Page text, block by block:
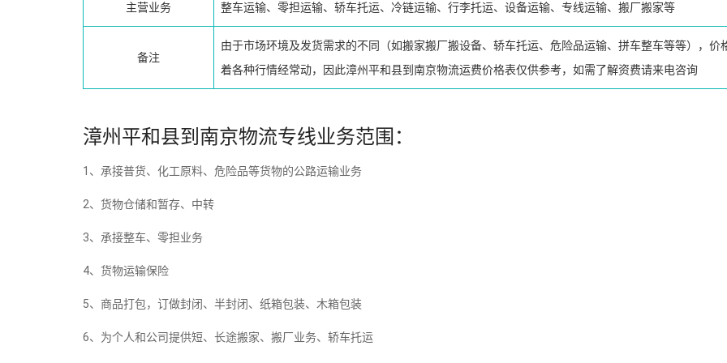
主营业务 整车运输、零担运输、轿车托运、冷链运输、行李托运、设备运输、专线运输、搬厂搬家等
备注
由于市场环境及发货需求的不同（如搬家搬厂搬设备、轿车托运、危险品运输、拼车整车等等），价
着各种行情经常动，因此漳州平和县到南京物流运费价格表仅供参考，如需了解资费请来电咨询
漳州平和县到南京物流专线业务范围：
1、承接普货、化工原料、危险品等货物的公路运输业务
2、货物仓储和暂存、中转
3、承接整车、零担业务
4、货物运输保险
5、商品打包，订做封闭、半封闭、纸箱包装、木箱包装
6、为个人和公司提供短、长途搬家、搬厂业务、轿车托运